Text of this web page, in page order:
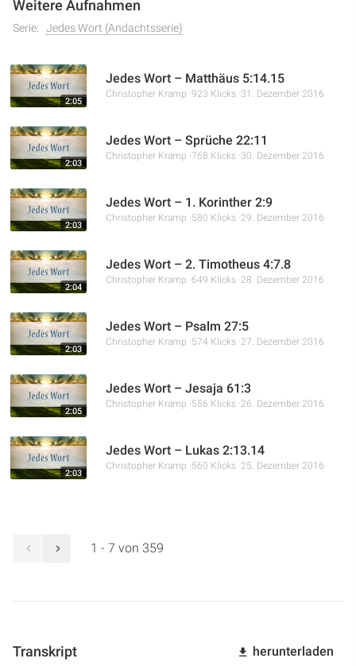
Weitere Aufnahmen
Serie: Jedes Wort (Andachtsserie)
2:05
Jedes Wort – Matthäus 5:14.15
Christopher Kramp 923 Klicks 31. Dezember 2016
2:03
Jedes Wort – Sprüche 22:11
Christopher Kramp 768 Klicks 30. Dezember 2016
2:03
Jedes Wort – 1. Korinther 2:9
Christopher Kramp 580 Klicks 29. Dezember 2016
2:04
Jedes Wort – 2. Timotheus 4:7.8
Christopher Kramp 649 Klicks 28. Dezember 2016
2:03
Jedes Wort – Psalm 27:5
Christopher Kramp 574 Klicks 27. Dezember 2016
2:05
Jedes Wort – Jesaja 61:3
Christopher Kramp 556 Klicks 26. Dezember 2016
2:03
Jedes Wort – Lukas 2:13.14
Christopher Kramp 560 Klicks 25. Dezember 2016
1 - 7 von 359
Transkript herunterladen